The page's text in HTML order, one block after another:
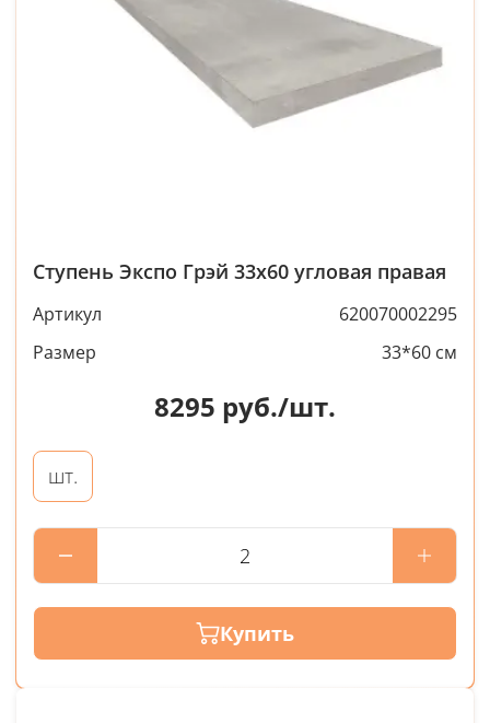
Ступень Экспо Грэй 33x60 угловая правая
Артикул
620070002295
Размер
33*60 см
8295 руб./шт.
шт.
Купить